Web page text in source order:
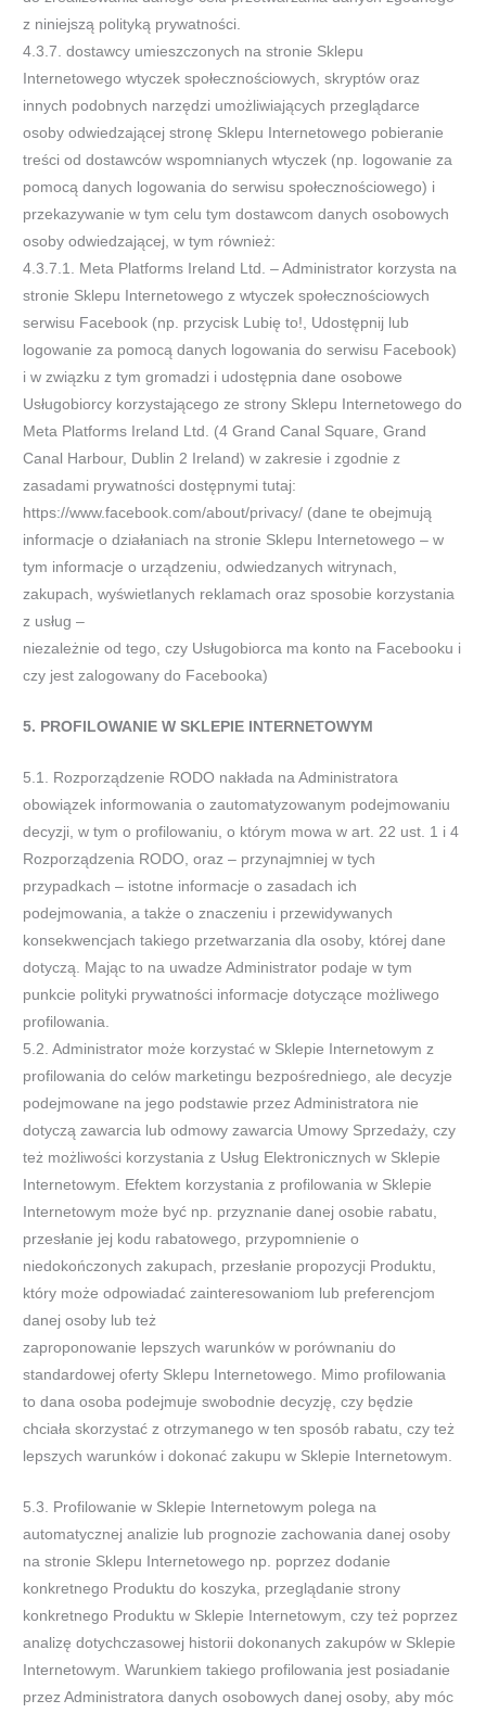
z niniejszą polityką prywatności.
4.3.7. dostawcy umieszczonych na stronie Sklepu
Internetowego wtyczek społecznościowych, skryptów oraz
innych podobnych narzędzi umożliwiających przeglądarce
osoby odwiedzającej stronę Sklepu Internetowego pobieranie
treści od dostawców wspomnianych wtyczek (np. logowanie za
pomocą danych logowania do serwisu społecznościowego) i
przekazywanie w tym celu tym dostawcom danych osobowych
osoby odwiedzającej, w tym również:
4.3.7.1. Meta Platforms Ireland Ltd. – Administrator korzysta na
stronie Sklepu Internetowego z wtyczek społecznościowych
serwisu Facebook (np. przycisk Lubię to!, Udostępnij lub
logowanie za pomocą danych logowania do serwisu Facebook)
i w związku z tym gromadzi i udostępnia dane osobowe
Usługobiorcy korzystającego ze strony Sklepu Internetowego do
Meta Platforms Ireland Ltd. (4 Grand Canal Square, Grand
Canal Harbour, Dublin 2 Ireland) w zakresie i zgodnie z
zasadami prywatności dostępnymi tutaj:
https://www.facebook.com/about/privacy/ (dane te obejmują
informacje o działaniach na stronie Sklepu Internetowego – w
tym informacje o urządzeniu, odwiedzanych witrynach,
zakupach, wyświetlanych reklamach oraz sposobie korzystania
z usług –
niezależnie od tego, czy Usługobiorca ma konto na Facebooku i
czy jest zalogowany do Facebooka)
5. PROFILOWANIE W SKLEPIE INTERNETOWYM
5.1. Rozporządzenie RODO nakłada na Administratora
obowiązek informowania o zautomatyzowanym podejmowaniu
decyzji, w tym o profilowaniu, o którym mowa w art. 22 ust. 1 i 4
Rozporządzenia RODO, oraz – przynajmniej w tych
przypadkach – istotne informacje o zasadach ich
podejmowania, a także o znaczeniu i przewidywanych
konsekwencjach takiego przetwarzania dla osoby, której dane
dotyczą. Mając to na uwadze Administrator podaje w tym
punkcie polityki prywatności informacje dotyczące możliwego
profilowania.
5.2. Administrator może korzystać w Sklepie Internetowym z
profilowania do celów marketingu bezpośredniego, ale decyzje
podejmowane na jego podstawie przez Administratora nie
dotyczą zawarcia lub odmowy zawarcia Umowy Sprzedaży, czy
też możliwości korzystania z Usług Elektronicznych w Sklepie
Internetowym. Efektem korzystania z profilowania w Sklepie
Internetowym może być np. przyznanie danej osobie rabatu,
przesłanie jej kodu rabatowego, przypomnienie o
niedokończonych zakupach, przesłanie propozycji Produktu,
który może odpowiadać zainteresowaniom lub preferencjom
danej osoby lub też
zaproponowanie lepszych warunków w porównaniu do
standardowej oferty Sklepu Internetowego. Mimo profilowania
to dana osoba podejmuje swobodnie decyzję, czy będzie
chciała skorzystać z otrzymanego w ten sposób rabatu, czy też
lepszych warunków i dokonać zakupu w Sklepie Internetowym.
5.3. Profilowanie w Sklepie Internetowym polega na
automatycznej analizie lub prognozie zachowania danej osoby
na stronie Sklepu Internetowego np. poprzez dodanie
konkretnego Produktu do koszyka, przeglądanie strony
konkretnego Produktu w Sklepie Internetowym, czy też poprzez
analizę dotychczasowej historii dokonanych zakupów w Sklepie
Internetowym. Warunkiem takiego profilowania jest posiadanie
przez Administratora danych osobowych danej osoby, aby móc